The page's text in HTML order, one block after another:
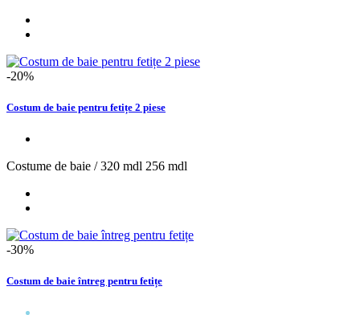
-20%
Costum de baie pentru fetițe 2 piese
Costume de baie /320 mdl 256 mdl
-30%
Costum de baie întreg pentru fetițe